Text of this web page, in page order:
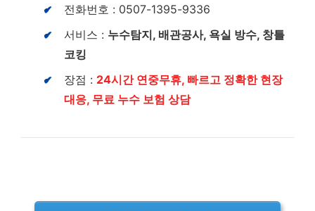
전화번호 : 0507-1395-9336
서비스 : 누수탐지, 배관공사, 욕실 방수, 창틀
코킹
장점 : 24시간 연중무휴, 빠르고 정확한 현장
대응, 무료 누수 보험 상담